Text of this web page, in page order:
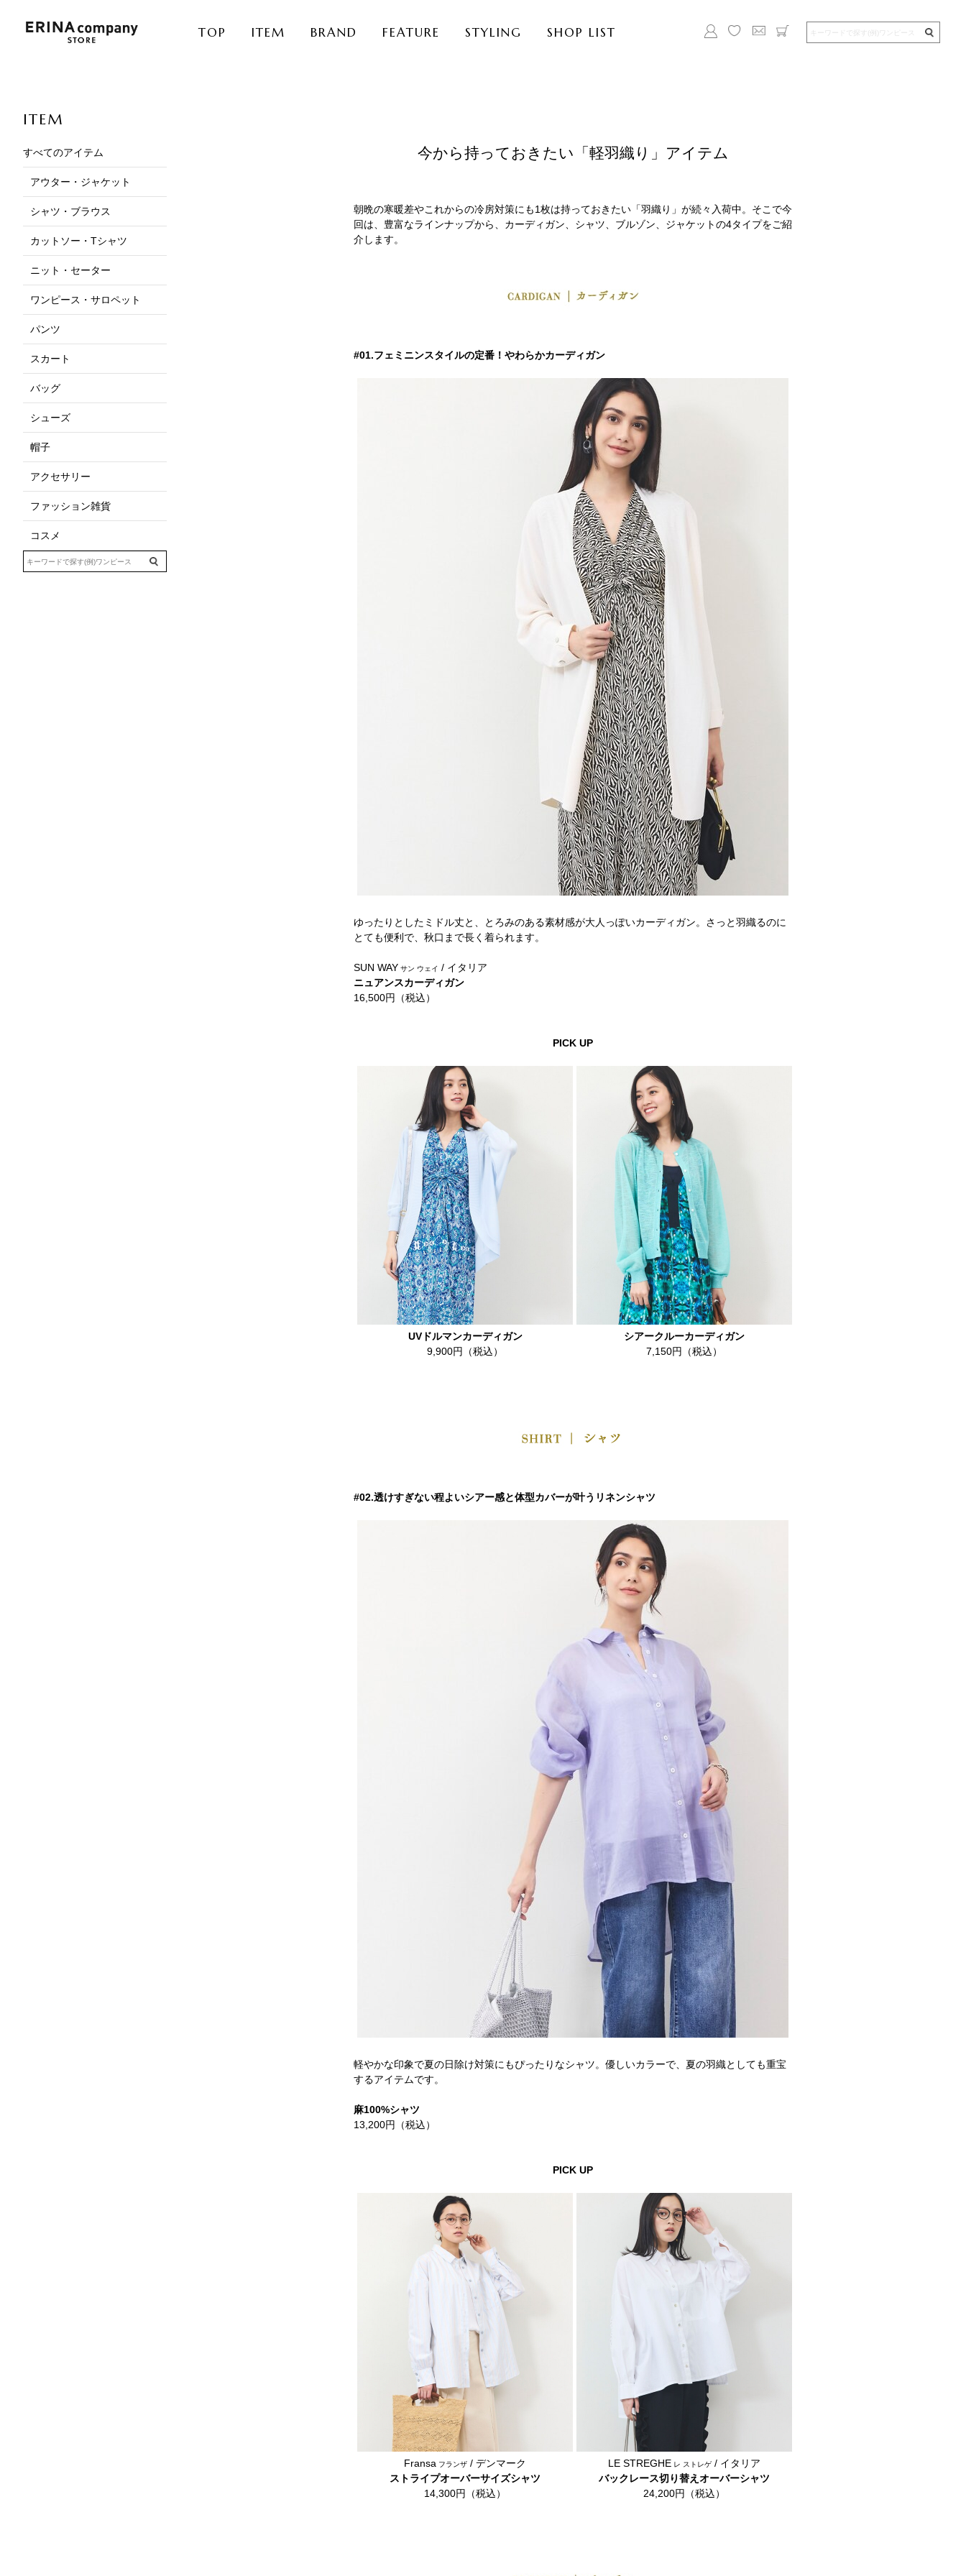
TOP ITEM BRAND FEATURE STYLING SHOP LIST
ITEM
すべてのアイテム
アウター・ジャケット
シャツ・ブラウス
カットソー・Tシャツ
ニット・セーター
ワンピース・サロペット
パンツ
スカート
バッグ
シューズ
帽子
アクセサリー
ファッション雑貨
コスメ
今から持っておきたい「軽羽織り」アイテム
朝晩の寒暖差やこれからの冷房対策にも1枚は持っておきたい「羽織り」が続々入荷中。そこで今
回は、豊富なラインナップから、カーディガン、シャツ、ブルゾン、ジャケットの4タイプをご紹
介します。
#01.フェミニンスタイルの定番！やわらかカーディガン
ゆったりとしたミドル丈と、とろみのある素材感が大人っぽいカーディガン。さっと羽織るのに
とても便利で、秋口まで長く着られます。
SUN WAY サン ウェイ / イタリア
ニュアンスカーディガン
16,500円（税込）
PICK UP
UVドルマンカーディガン
9,900円（税込）
シアークルーカーディガン
7,150円（税込）
#02.透けすぎない程よいシアー感と体型カバーが叶うリネンシャツ
軽やかな印象で夏の日除け対策にもぴったりなシャツ。優しいカラーで、夏の羽織としても重宝
するアイテムです。
麻100%シャツ
13,200円（税込）
PICK UP
Fransa フランザ / デンマーク
ストライプオーバーサイズシャツ
14,300円（税込）
LE STREGHE レ ストレゲ / イタリア
バックレース切り替えオーバーシャツ
24,200円（税込）